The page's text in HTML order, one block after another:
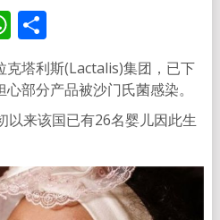
WhatsApp
分
享
克塔利斯(Lactalis)集团，已下
部分产品被沙门氏菌感染。
以来该国已有26名婴儿因此生